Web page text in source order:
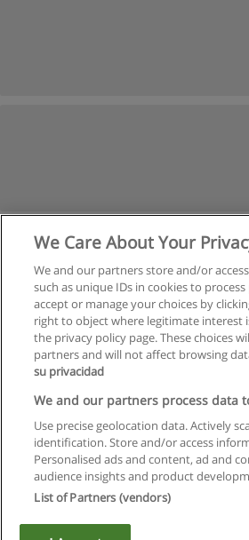
Regulamin
Polityka ochrony danych
Kontakt z Educaedu
Copyright © Educaedu Business S.L. -
We Care About Your
We and our partners store and/or
such as unique IDs in cookies to
accept or manage your choices by
right to object where legitimate interest
the privacy policy page. These choices
partners and will not affect browsing
su privacidad
We and our partners process data
Use precise geolocation data. Actively
identification. Store and/or access
Personalised ads and content, ad and
audience insights and product
List of Partners (vendors)